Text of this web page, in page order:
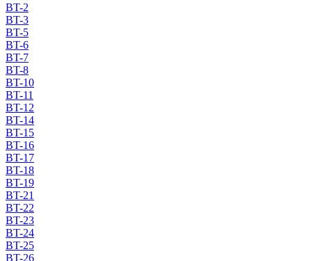
BT-2
BT-3
BT-5
BT-6
BT-7
BT-8
BT-10
BT-11
BT-12
BT-14
BT-15
BT-16
BT-17
BT-18
BT-19
BT-21
BT-22
BT-23
BT-24
BT-25
BT-26